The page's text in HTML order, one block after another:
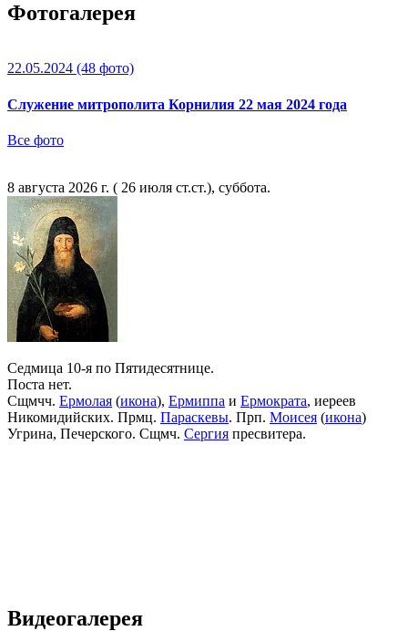
Фотогалерея
22.05.2024 (48 фото)
Служение митрополита Корнилия 22 мая 2024 года
Все фото
8 августа 2026 г. ( 26 июля ст.ст.), суббота.
Седмица 10-я по Пятидесятнице.
Поста нет.
Сщмчч. Ермолая (икона), Ермиппа и Ермократа, иереев
Никомидийских. Прмц. Параскевы. Прп. Моисея (икона)
Угрина, Печерского. Сщмч. Сергия пресвитера.
Видеогалерея